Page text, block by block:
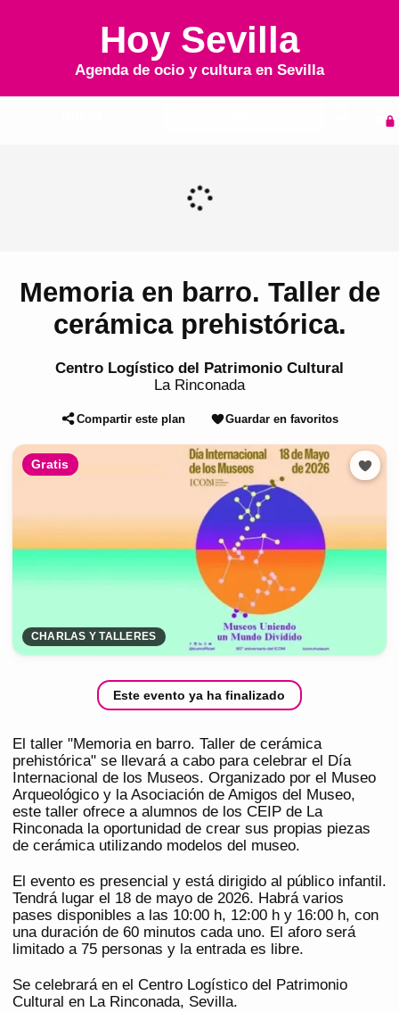
Hoy Sevilla
Agenda de ocio y cultura en Sevilla
Memoria en barro. Taller de
cerámica prehistórica.
Centro Logístico del Patrimonio Cultural
La Rinconada
Compartir este plan Guardar en favoritos
Gratis
CHARLAS Y TALLERES
Este evento ya ha finalizado
El taller "Memoria en barro. Taller de cerámica
prehistórica" se llevará a cabo para celebrar el Día
Internacional de los Museos. Organizado por el Museo
Arqueológico y la Asociación de Amigos del Museo,
este taller ofrece a alumnos de los CEIP de La
Rinconada la oportunidad de crear sus propias piezas
de cerámica utilizando modelos del museo.
El evento es presencial y está dirigido al público infantil.
Tendrá lugar el 18 de mayo de 2026. Habrá varios
pases disponibles a las 10:00 h, 12:00 h y 16:00 h, con
una duración de 60 minutos cada uno. El aforo será
limitado a 75 personas y la entrada es libre.
Se celebrará en el Centro Logístico del Patrimonio
Cultural en La Rinconada, Sevilla.